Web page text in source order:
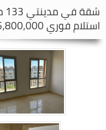
شقة فيمدينتي
استلام فوري 5,800,000 ج